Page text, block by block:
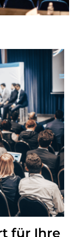
für Ihre